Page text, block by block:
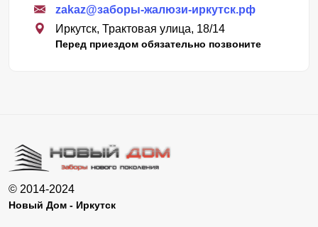
zakaz@заборы-жалюзи-иркутск.рф
Иркутск, Трактовая улица, 18/14
Перед приездом обязательно позвоните
© 2014-2024
Новый Дом - Иркутск